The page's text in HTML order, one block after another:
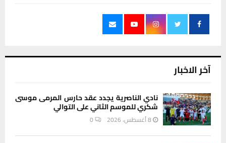
آخر الاخبار
نادي الناصرية يجدد عقد حارس المرمى موسى
شكري للموسم الثاني على التوالي
8 أغسطس، 2026 0